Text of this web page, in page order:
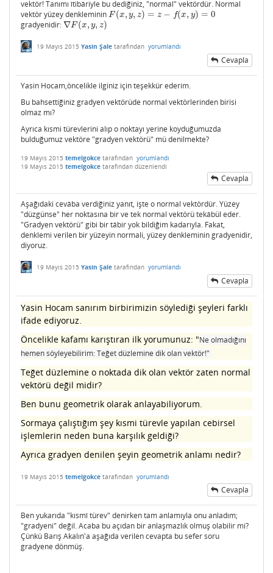
vektör! Tanımı îtibâriyle bu dediğiniz, "normal" vektördür. Normal
vektör yüzey denkleminin F (x, y, z) = z − f(x, y) = 0
F(x,y,z)= z−f (x, y)=0
gradyenidir:∇F (x, y, z)
∇F(x,y,z)
19 Mayıs 2015 Yasin Şale tarafından yorumlandı
Cevapla
Yasin Hocam,öncelikle ilginiz için teşekkür ederim.
Bu bahsettiğiniz gradyen vektörüde normal vektörlerinden birisi
olmaz mı?
Ayrıca kısmi türevlerini alıp o noktayı yerine koyduğumuzda
bulduğumuz vektöre "gradyen vektörü" mü denilmekte?
19 Mayıs 2015 temelgokce tarafından yorumlandı
19 Mayıs 2015 temelgokce tarafından düzenlendi
Cevapla
Aşağıdaki cevâba verdiğiniz yanıt, işte o normal vektördür. Yüzey
"düzgünse" her noktasına bir ve tek normal vektörü tekâbül eder.
"Gradyen vektörü" gibi bir tâbir yok bildiğim kadarıyla. Fakat,
denklemi verilen bir yüzeyin normali, yüzey denkleminin gradyenidir,
diyoruz.
19 Mayıs 2015 Yasin Şale tarafından yorumlandı
Cevapla
Yasin Hocam sanırım birbirimizin söylediği şeyleri farklı
ifade ediyoruz.
Öncelikle kafamı karıştıran ilk yorumunuz: "Ne olmadığını
hemen söyleyebilirim: Teğet düzlemine dik olan vektör!"
Teğet düzlemine o noktada dik olan vektör zaten normal
vektörü değil midir?
Ben bunu geometrik olarak anlayabiliyorum.
Sormaya çalıştığım şey kısmi türevle yapılan cebirsel
işlemlerin neden buna karşılık geldiği?
Ayrıca gradyen denilen şeyin geometrik anlamı nedir?
19 Mayıs 2015 temelgokce tarafından yorumlandı
Cevapla
Ben yukarıda "kısmî türev" denirken tam anlamıyla onu anladım;
"gradyeni" değil. Acaba bu açıdan bir anlaşmazlık olmuş olabilir mi?
Çünkü Barış Akalın'a aşağıda verilen cevapta bu sefer soru
gradyene dönmüş.